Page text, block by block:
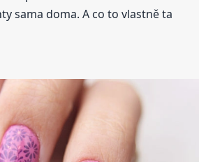
sama doma. A co to vlastně ta